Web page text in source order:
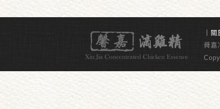
舜嘉
關